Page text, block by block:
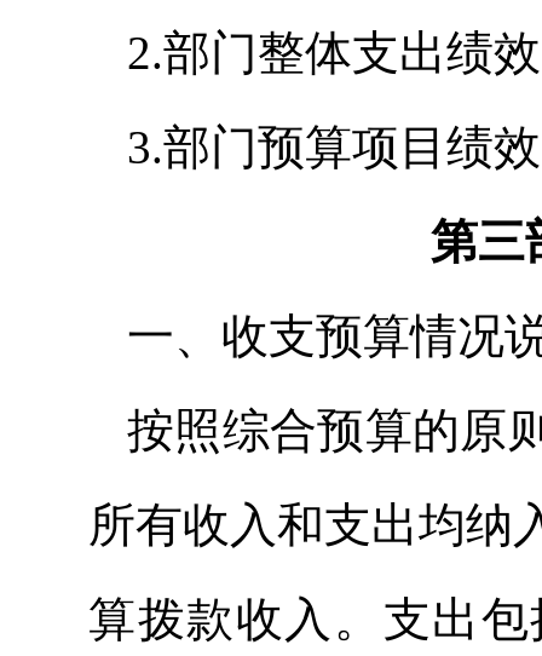
2.部门整体支出绩
3.部门预算项目绩
第三
一、收支预算情况
按照综合预算的原
所有收入和支出均纳
算拨款收入。支出